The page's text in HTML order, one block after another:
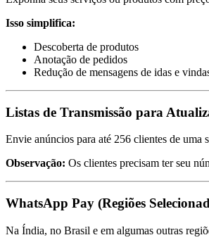
Isso simplifica:
Descoberta de produtos
Anotação de pedidos
Redução de mensagens de idas e
Listas de Transmissão para
Envie anúncios para até 256 clientes de
Observação: Os clientes precisam ter seu
WhatsApp Pay (Regiões
Na Índia, no Brasil e em algumas outras